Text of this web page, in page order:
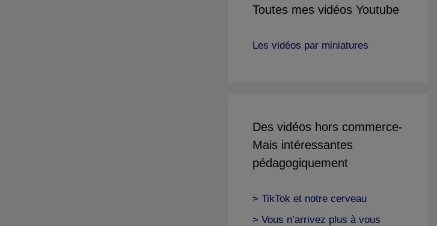
Toutes mes vidéos Youtube
Les vidéos par miniatures
Des vidéos hors commerce-
Mais intéressantes
pédagogiquement
> TikTok et notre cerveau
> Vous n’arrivez plus à vous